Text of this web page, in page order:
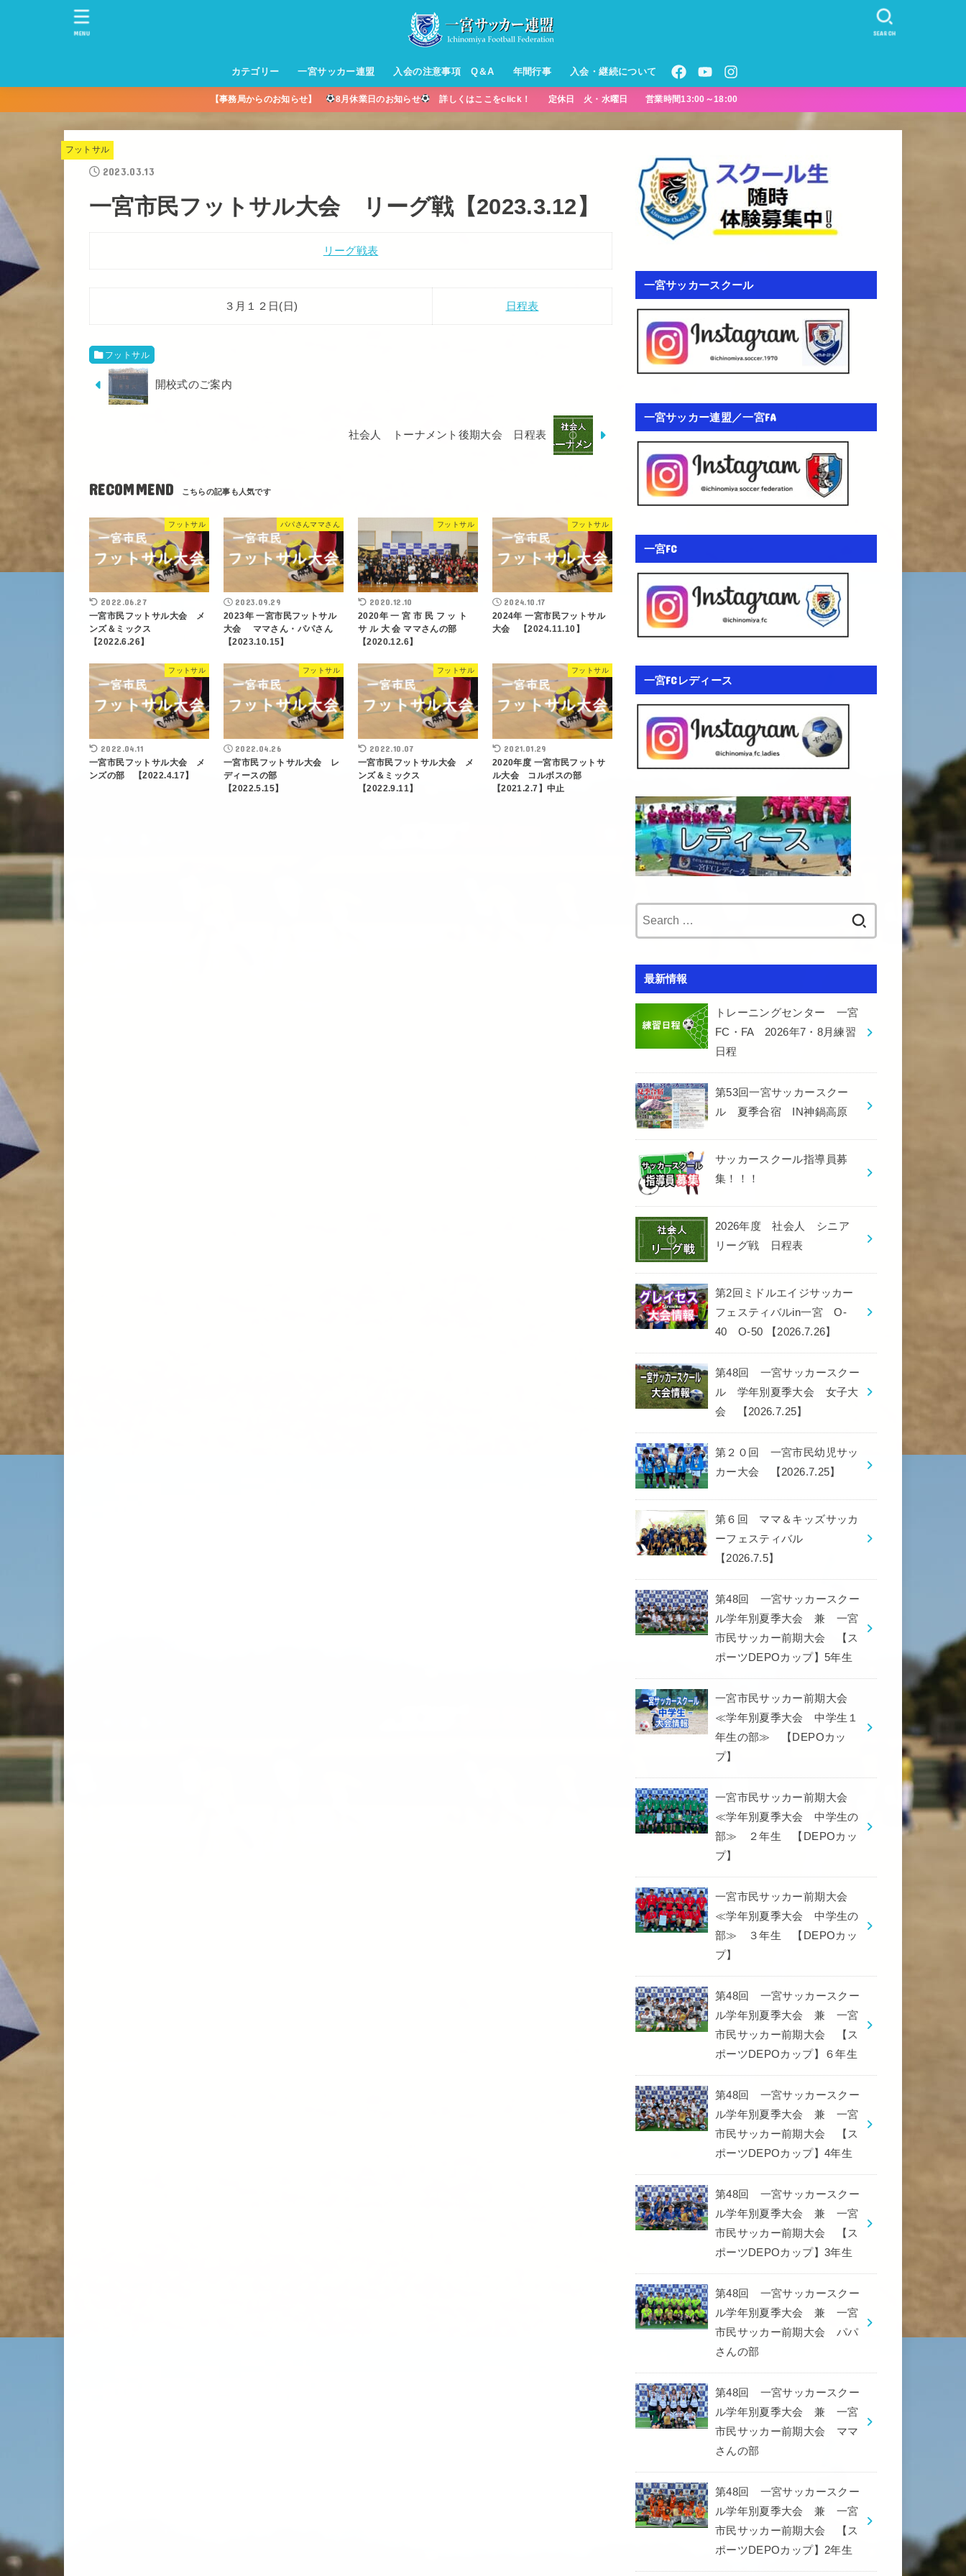
カテゴリー
一宮サッカースクール【小学生】
トレーニングセンター【小学生】
一宮FA
一宮FC
一宮ＦＣレディース
一宮サッカースクール【中学生】
中学生練習
一宮ＦＣＪＹ【中学生男子】
一宮ＦＣＪYレディース【中学生
女子】
幼児トレセン【年長・年中・年
少】
パパさんママさん
親子の部
社会人の部
コルボス 【シニア】
フットサル
コルボスリーグ
グレイセス
一宮サッカー連盟 入会の注意事項 Q＆A 年間行事 入会・継続について
SEARCH
MENU
【事務局からのお知らせ】 8月休業日のお知らせ 詳しくはここをclick！ 定休日 火・水曜日 営業時間13:00～18:00
フットサル
2023.03.13
一宮市民フットサル大会 リーグ戦【2023.3.12】
リーグ戦表
３月１２日(日) 日程表
フットサル
開校式のご案内
社会人 トーナメント後期大会 日程表
RECOMMEND
フットサル
2022.06.27
一宮市民フットサル大会 メ
ンズ＆ミックス
【2022.6.26】
パパさんママさん
2023.09.29
2023年 一宮市民フットサル
大会 ママさん・パパさん
【2023.10.15】
フットサル
2020.12.10
2020年 一 宮 市 民 フ ッ ト
サ ル 大 会 ママさんの部
【2020.12.6】
フットサル
2024.10.17
2024年 一宮市民フットサル
大会 【2024.11.10】
フットサル
2022.04.11
一宮市民フットサル大会 メ
ンズの部 【2022.4.17】
フットサル
2022.04.26
一宮市民フットサル大会 レ
ディースの部
【2022.5.15】
フットサル
2022.10.07
一宮市民フットサル大会 メ
ンズ＆ミックス
【2022.9.11】
フットサル
2021.01.29
2020年度 一宮市民フットサ
ル大会 コルボスの部
【2021.2.7】中止
一宮サッカースクール
一宮サッカー連盟／一宮FA
一宮FC
一宮FCレディース
最新情報
トレーニングセンター 一宮
FC・FA 2026年7・8月練習
日程
第53回一宮サッカースクー
ル 夏季合宿 IN神鍋高原
サッカースクール指導員募
集！！！
2026年度 社会人 シニア
リーグ戦 日程表
第2回ミドルエイジサッカー
フェスティバルin一宮 O-
40 O-50 【2026.7.26】
第48回 一宮サッカースクー
ル 学年別夏季大会 女子大
会 【2026.7.25】
第２０回 一宮市民幼児サッ
カー大会 【2026.7.25】
第６回 ママ＆キッズサッカ
ーフェスティバル
【2026.7.5】
第48回 一宮サッカースクー
ル学年別夏季大会 兼 一宮
市民サッカー前期大会 【ス
ポーツDEPOカップ】5年生
一宮市民サッカー前期大会
≪学年別夏季大会 中学生１
年生の部≫ 【DEPOカッ
プ】
一宮市民サッカー前期大会
≪学年別夏季大会 中学生の
部≫ ２年生 【DEPOカッ
プ】
一宮市民サッカー前期大会
≪学年別夏季大会 中学生の
部≫ ３年生 【DEPOカッ
プ】
第48回 一宮サッカースクー
ル学年別夏季大会 兼 一宮
市民サッカー前期大会 【ス
ポーツDEPOカップ】６年生
第48回 一宮サッカースクー
ル学年別夏季大会 兼 一宮
市民サッカー前期大会 【ス
ポーツDEPOカップ】4年生
第48回 一宮サッカースクー
ル学年別夏季大会 兼 一宮
市民サッカー前期大会 【ス
ポーツDEPOカップ】3年生
第48回 一宮サッカースクー
ル学年別夏季大会 兼 一宮
市民サッカー前期大会 パパ
さんの部
第48回 一宮サッカースクー
ル学年別夏季大会 兼 一宮
市民サッカー前期大会 ママ
さんの部
第48回 一宮サッカースクー
ル学年別夏季大会 兼 一宮
市民サッカー前期大会 【ス
ポーツDEPOカップ】2年生